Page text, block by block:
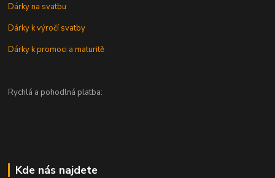
Dárky na svatbu
Dárky k výročí svatby
Dárky k promoci a maturitě
Rychlá a pohodlná platba:
Kde nás najdete